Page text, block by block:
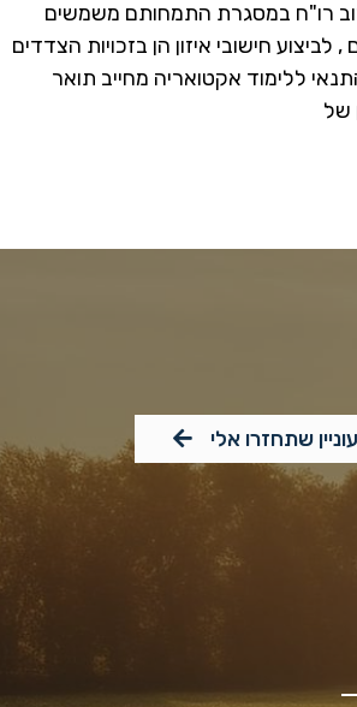
רו"ח במסגרת התמחותם משמשים
חישובי איזון הן בזכויות הצדדים
ללימוד אקטואריה מחייב תואר
של
שתחזרו אלי